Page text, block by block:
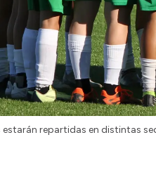
repartidas en distintas